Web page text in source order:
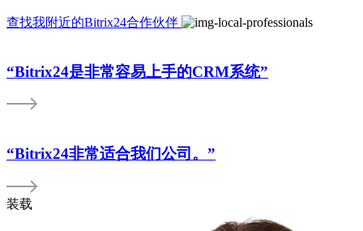
查找我附近的Bitrix24合作伙伴
“Bitrix24是非常容易上手的CRM系统”
“Bitrix24非常适合我们公司。”
装载